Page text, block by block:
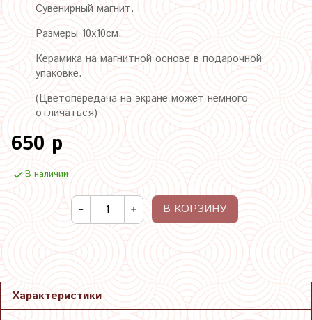
Сувенирный магнит.
Размеры 10х10см.
Керамика на магнитной основе в подарочной
упаковке.
(Цветопередача на экране может немного
отличаться)
650 р
В наличии
В КОРЗИНУ
Характеристики